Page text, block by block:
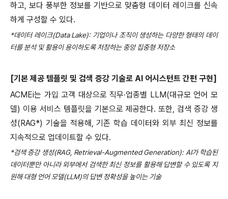
하고, 보다 풍부한 정보를 기반으로 맞춤형 데이터 레이크를 신속
하게 구성할 수 있다.
*데이터 레이크(Data Lake): 기업이나 조직이 생성하는 다양한 형태의 데이
터를 분석 및 활용이 용이하도록 저장하는 중앙 집중형 저장소
[기본 제공 템플릿 및 검색 증강 기술로 AI 어시스턴트 간편 구현]
ACMEi는 가입 고객 대상으로 직무∙업종별 LLM(대규모 언어 모
델) 이용 서비스 템플릿을 기본으로 제공한다.또한,검색 증강 생
성(RAG*) 기술을 적용해,기존 학습 데이터와 외부 최신 정보를
지속적으로 업데이트할 수 있다.
*검색 증강 생성(RAG, Retrieval-Augmented Generation): AI가 학습된
데이터뿐만 아니라 외부에서 검색한 최신 정보를 활용해 답변할 수 있도록 지
원해 대형 언어 모델(LLM)의 답변 정확성을 높이는 기술